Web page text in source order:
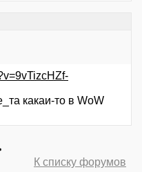
какаи-то в WoW
К списку форумов